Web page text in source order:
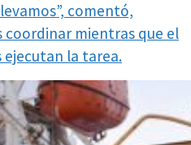
comentó,
coordinar mientras que el
ejecutan la tarea.